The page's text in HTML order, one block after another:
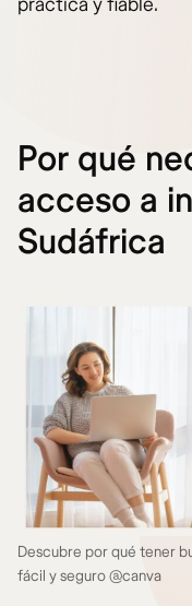
Por qué
acceso a
Sudáfrica
Descubre por qué tener
fácil y seguro @canva